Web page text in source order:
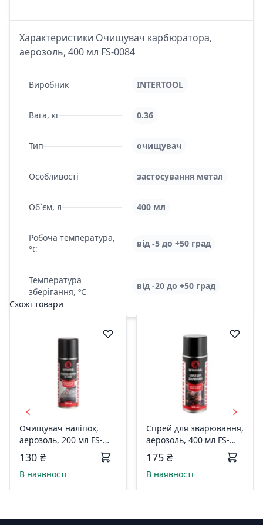
Характеристики Очищувач карбюратора,
аерозоль, 400 мл FS-0084
Виробник INTERTOOL
Вага, кг 0.36
Тип очищувач
Особливості застосування метал
Об`єм, л 400 мл
Робоча температура,
°С
від -5 до +50 град
Температура
зберігання, ºС
від -20 до +50 град
Схожі товари
Очищувач наліпок,
аерозоль, 200 мл FS-
0092
130 ₴
В наявності
Спрей для зварювання,
аерозоль, 400 мл FS-
0064
175 ₴
В наявності